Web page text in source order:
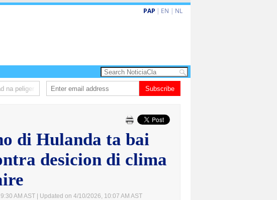
PAP | EN | NL
peliger Abelardo de la Espriella a huramenta como presidente di Colombia
Subscribe
di Hulanda ta bai
desicion di clima
AM AST | Updated on 4/10/2026, 10:07 AM AST